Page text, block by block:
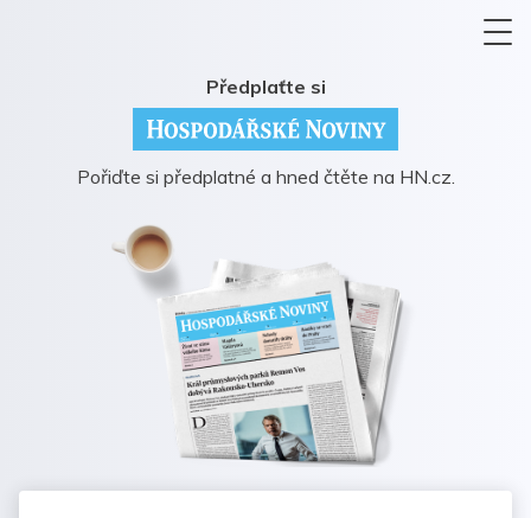
Předplaťte si
Pořiďte si předplatné a hned čtěte na HN.cz.